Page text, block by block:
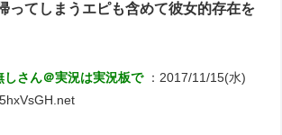
ってしまうエピも含めて彼女的存在を
しさん＠実況は実況板で ：2017/11/15(水)